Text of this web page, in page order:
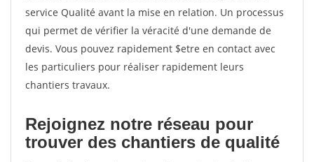
service Qualité avant la mise en relation. Un processus
qui permet de vérifier la véracité d'une demande de
devis. Vous pouvez rapidement $etre en contact avec
les particuliers pour réaliser rapidement leurs
chantiers travaux.
Rejoignez notre réseau pour
trouver des chantiers de qualité